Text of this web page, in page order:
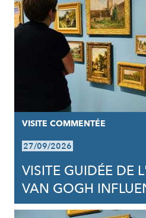
VISITE COMMENTÉE
27/09/2026
VISITE GUIDÉE DE
VAN GOGH